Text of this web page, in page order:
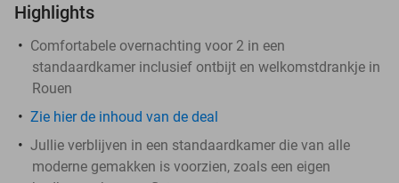
Highlights
Comfortabele overnachting voor 2 in een
standaardkamer inclusief ontbijt en welkomstdrankje in
Rouen
Zie hier de inhoud van de deal
Jullie verblijven in een standaardkamer die van alle
moderne gemakken is voorzien, zoals een eigen